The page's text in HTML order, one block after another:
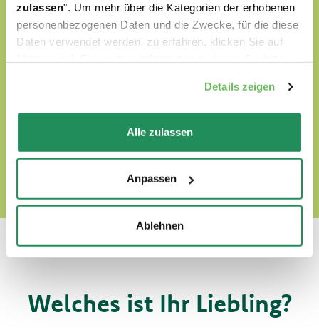
zulassen". Um mehr über die Kategorien der erhobenen
personenbezogenen Daten und die Zwecke, für die diese
Daten verwendet werden, zu erfahren, klicken Sie auf
Details zeigen
Alle zulassen
Anpassen
Ablehnen
sind ohne künstliche Farbstoffe formuliert
sind ohne GVO oder Soja formuliert
FINDEN SIE UNSERE WORLD OF LOVE HARAUS
Welches ist Ihr Liebling?